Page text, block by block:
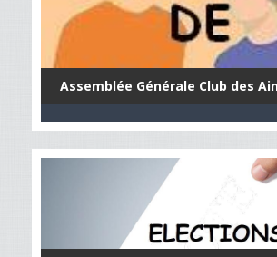
Assemblée Générale Club des